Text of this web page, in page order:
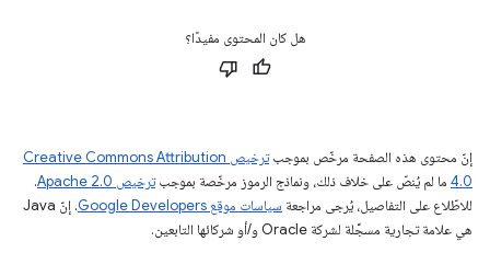
هل كان المحتوى مفيدًا؟
إنّ محتوى هذه الصفحة مرخّص بموجب
ترخيص Creative Commons Attribution
4.0‏ ما لم يُنصّ على خلاف ذلك، ونماذج الرموز مرخّصة بموجبترخيص Apache 2.0‏
.
للاطّلاع على التفاصيل، يُرجى مراجعة سياسات موقع Google Developers‏
. إنّ Java
هي علامة تجارية مسجَّلة لشركة Oracle و/أو شركائها التابعين.